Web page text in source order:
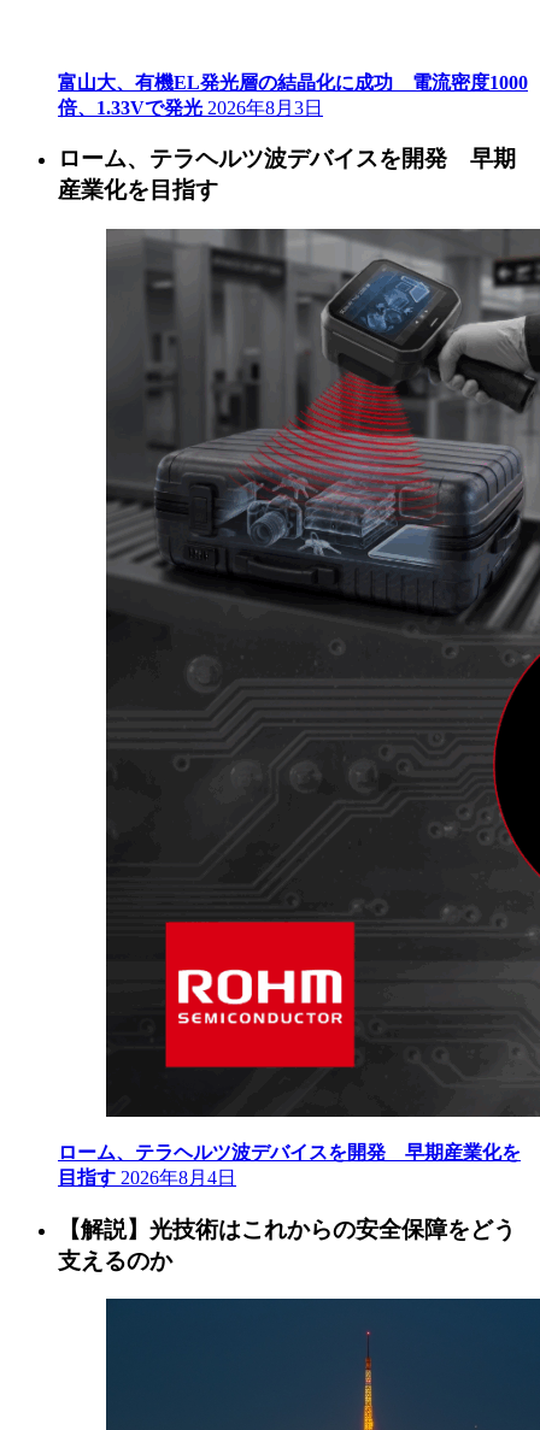
富山大、有機EL発光層の結晶化に成功 電流密度1000
倍、1.33Vで発光 2026年8月3日
ローム、テラヘルツ波デバイスを開発 早期
産業化を目指す
ローム、テラヘルツ波デバイスを開発 早期産業化を
目指す 2026年8月4日
【解説】光技術はこれからの安全保障をどう
支えるのか